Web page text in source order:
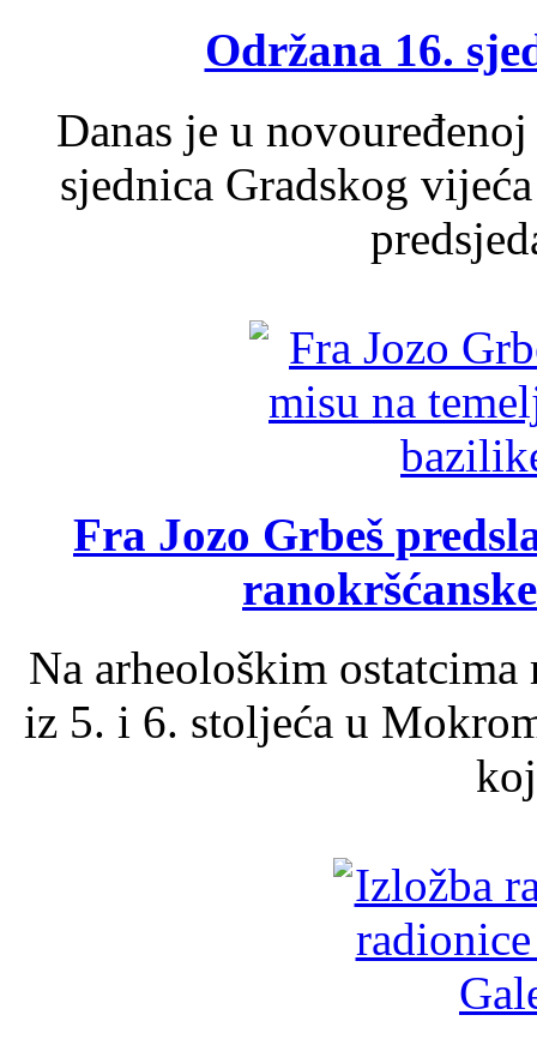
Održana 16.
Danas je u
sjednica Gradskog
Fra Jozo Grbeš
Na arheološkim
iz 5. i 6. stoljeća u